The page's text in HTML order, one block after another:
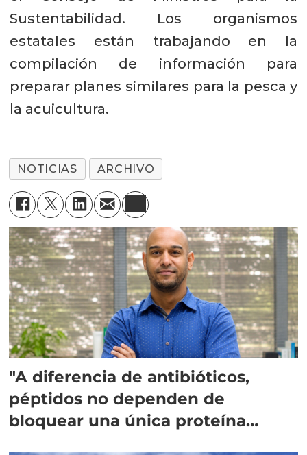
Sustentabilidad. Los organismos
estatales están trabajando en la
compilación de información para
preparar planes similares para la pesca y
la acuicultura.
NOTICIAS ARCHIVO
"A diferencia de antibióticos,
péptidos no dependen de
bloquear una única proteína